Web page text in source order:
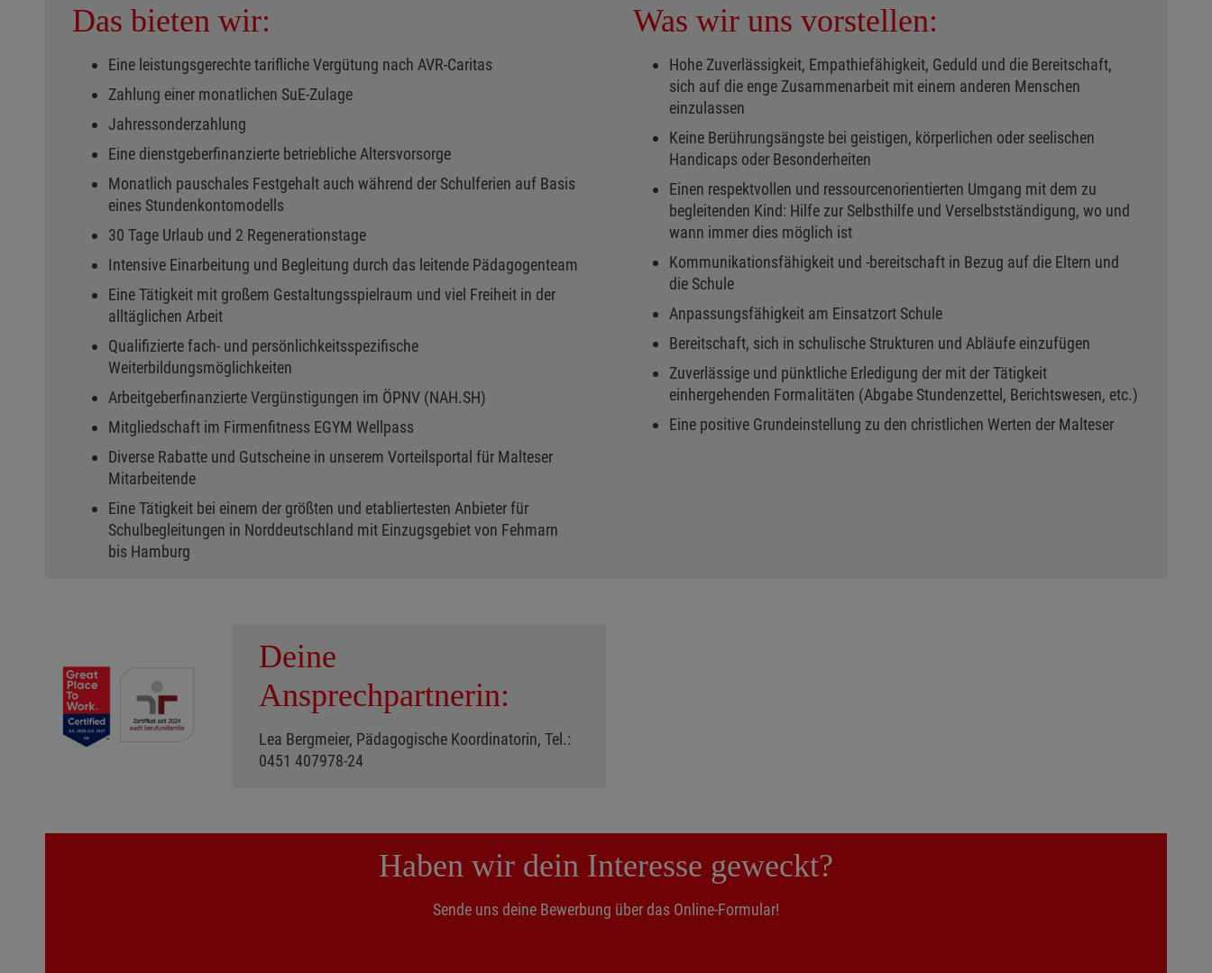
Das bieten wir:
Eine leistungsgerechte tarifliche Vergütung nach AVR-Caritas
Zahlung einer monatlichen SuE-Zulage
Jahressonderzahlung
Eine dienstgeberfinanzierte betriebliche Altersvorsorge
Monatlich pauschales Festgehalt auch während der Schulferien auf Basis
eines Stundenkontomodells
30 Tage Urlaub und 2 Regenerationstage
Intensive Einarbeitung und Begleitung durch das leitende Pädagogenteam
Eine Tätigkeit mit großem Gestaltungsspielraum und viel Freiheit in der
alltäglichen Arbeit
Qualifizierte fach- und persönlichkeitsspezifische
Weiterbildungsmöglichkeiten
Arbeitgeberfinanzierte Vergünstigungen im ÖPNV (NAH.SH)
Mitgliedschaft im Firmenfitness EGYM Wellpass
Diverse Rabatte und Gutscheine in unserem Vorteilsportal für Malteser
Mitarbeitende
Eine Tätigkeit bei einem der größten und etabliertesten Anbieter für
Schulbegleitungen in Norddeutschland mit Einzugsgebiet von Fehmarn
bis Hamburg
Was wir uns vorstellen:
Hohe Zuverlässigkeit, Empathiefähigkeit, Geduld und die Bereitschaft,
sich auf die enge Zusammenarbeit mit einem anderen Menschen
einzulassen
Keine Berührungsängste bei geistigen, körperlichen oder seelischen
Handicaps oder Besonderheiten
Einen respektvollen und ressourcenorientierten Umgang mit dem zu
begleitenden Kind: Hilfe zur Selbsthilfe und Verselbstständigung, wo und
wann immer dies möglich ist
Kommunikationsfähigkeit und -bereitschaft in Bezug auf die Eltern und
die Schule
Anpassungsfähigkeit am Einsatzort Schule
Bereitschaft, sich in schulische Strukturen und Abläufe einzufügen
Zuverlässige und pünktliche Erledigung der mit der Tätigkeit
einhergehenden Formalitäten (Abgabe Stundenzettel, Berichtswesen, etc.)
Eine positive Grundeinstellung zu den christlichen Werten der Malteser
Deine
Ansprechpartnerin:
Lea Bergmeier, Pädagogische Koordinatorin, Tel.:
0451 407978-24
Haben wir dein Interesse geweckt?
Sende uns deine Bewerbung über das Online-Formular!